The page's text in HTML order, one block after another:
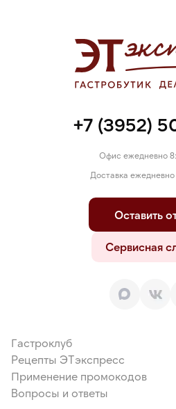
+7 (3952)
Офис ежедневно
Доставка
Оставить
Сервисная
Гастроклуб
Рецепты ЭТэкспресс
Применение промокодов
Вопросы и ответы